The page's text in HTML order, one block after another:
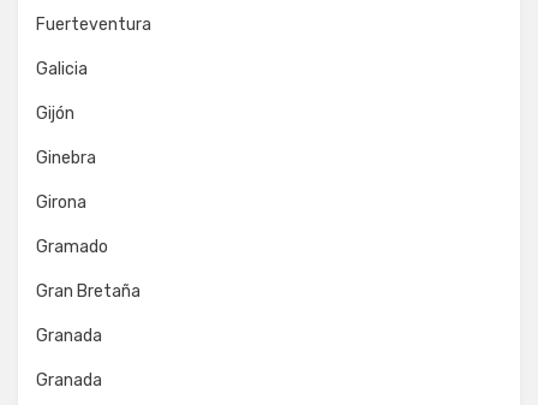
Fuerteventura
Galicia
Gijón
Ginebra
Girona
Gramado
Gran Bretaña
Granada
Granada